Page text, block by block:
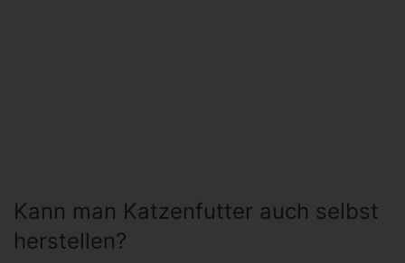
Kann man Katzenfutter auch selbst
herstellen?